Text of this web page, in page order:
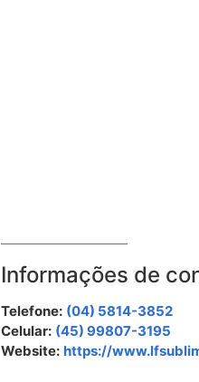
Informações de
Telefone: (04) 5814-3852
Celular: (45) 99807-3195
Website: https://